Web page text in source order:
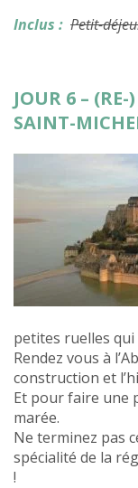
Inclus : Petit-
JOUR 6 –
SAINT-
petites ruelles
Rendez vous à
construction et
Et pour faire une
marée.
Ne terminez pas
spécialité de la
!